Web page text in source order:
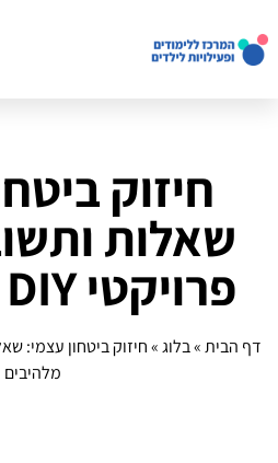
חיזוק
שאלות
פרויקטי DIY מלהיבים
דף הבית»בלוג»
מלהיבים